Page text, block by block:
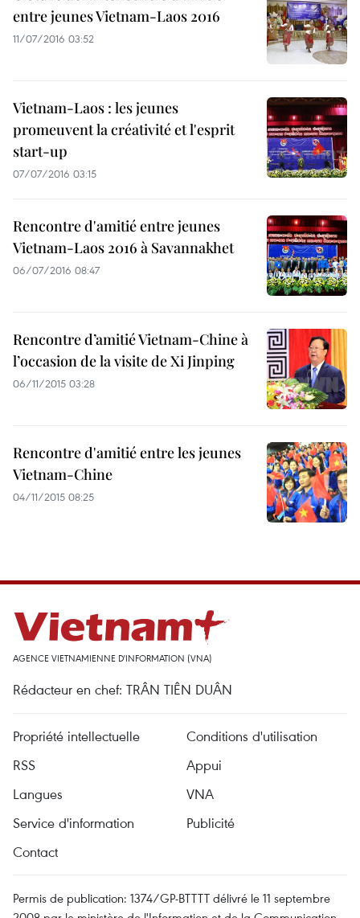
entre jeunes Vietnam-Laos 2016
11/07/2016 03:52
Vietnam-Laos : les jeunes
promeuvent la créativité et l'esprit
start-up
07/07/2016 03:15
Rencontre d'amitié entre jeunes
Vietnam-Laos 2016 à Savannakhet
06/07/2016 08:47
Rencontre d’amitié Vietnam-Chine à
l’occasion de la visite de Xi Jinping
06/11/2015 03:28
Rencontre d'amitié entre les jeunes
Vietnam-Chine
04/11/2015 08:25
AGENCE VIETNAMIENNE D'INFORMATION (VNA)
Rédacteur en chef: TRÂN TIÊN DUÂN
Propriété intellectuelle
Conditions d'utilisation
RSS
Appui
Langues
VNA
Service d'information
Publicité
Contact
Permis de publication: 1374/GP-BTTTT délivré le 11 septembre